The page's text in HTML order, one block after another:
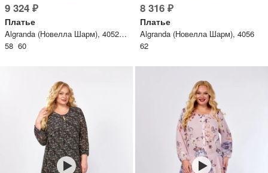
9 324 ₽
Платье
Algranda (Новелла Шарм), 4052-А-3
58 60
8 316 ₽
Платье
Algranda (Новелла Шарм), 4056
62